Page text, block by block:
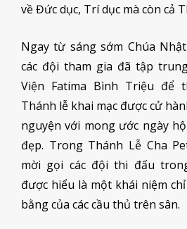
về Đức dục, Trí dục mà còn cả
Ngay từ sáng sớm Chúa
các đội tham gia đã tập
Viện Fatima Bình Triệu để
Thánh lễ khai mạc được cử
nguyện với mong ước ngày
đẹp. Trong Thánh Lễ Cha
mời gọi các đội thi đấu
được hiểu là một khái niệm
bằng của các cầu thủ trên sân.